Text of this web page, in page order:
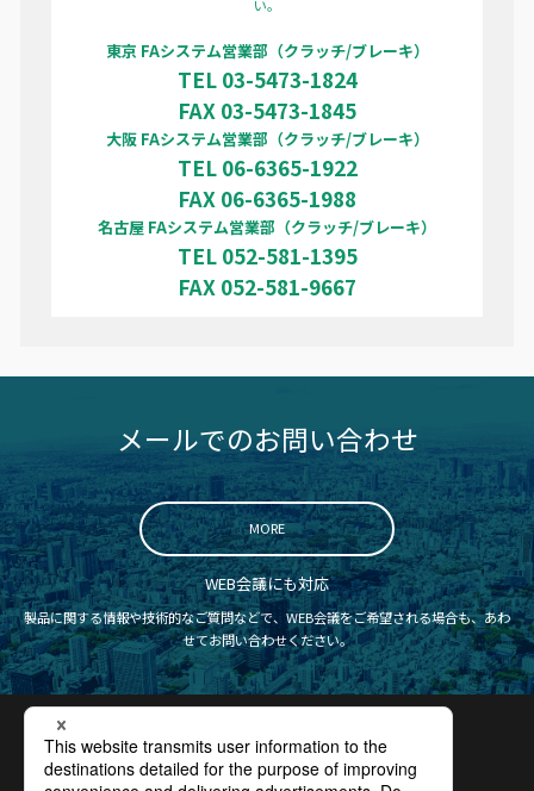
い。
東京 FAシステム営業部（クラッチ/ブレーキ）
TEL 03-5473-1824
FAX 03-5473-1845
大阪 FAシステム営業部（クラッチ/ブレーキ）
TEL 06-6365-1922
FAX 06-6365-1988
名古屋 FAシステム営業部（クラッチ/ブレーキ）
TEL 052-581-1395
FAX 052-581-9667
メールでのお問い合わせ
MORE
WEB会議にも対応
製品に関する情報や技術的なご質問などで、WEB会議をご希望される場合も、あわ
せてお問い合わせください。
認証取得
プライバシーポリシー
サイトポリシー